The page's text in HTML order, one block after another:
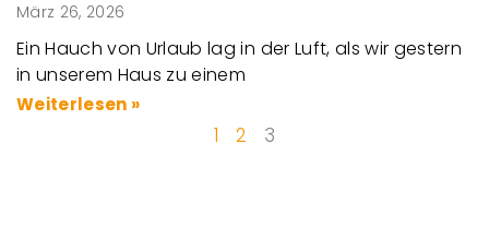
März 26, 2026
Ein Hauch von Urlaub lag in der Luft, als wir gestern
in unserem Haus zu einem
Weiterlesen »
1 2 3